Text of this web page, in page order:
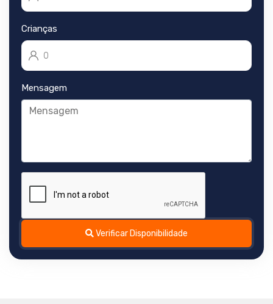
Crianças
Mensagem
Verificar Disponibilidade